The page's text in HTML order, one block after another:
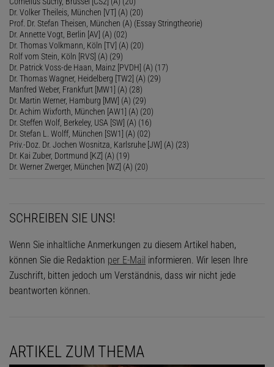
Dr. Volker Theileis, München [VT] (A) (20)
Prof. Dr. Stefan Theisen, München (A) (Essay Stringtheorie)
Dr. Annette Vogt, Berlin [AV] (A) (02)
Dr. Thomas Volkmann, Köln [TV] (A) (20)
Rolf vom Stein, Köln [RVS] (A) (29)
Dr. Patrick Voss-de Haan, Mainz [PVDH] (A) (17)
Dr. Thomas Wagner, Heidelberg [TW2] (A) (29)
Manfred Weber, Frankfurt [MW1] (A) (28)
Dr. Martin Werner, Hamburg [MW] (A) (29)
Dr. Achim Wixforth, München [AW1] (A) (20)
Dr. Steffen Wolf, Berkeley, USA [SW] (A) (16)
Dr. Stefan L. Wolff, München [SW1] (A) (02)
Priv.-Doz. Dr. Jochen Wosnitza, Karlsruhe [JW] (A) (23)
Dr. Kai Zuber, Dortmund [KZ] (A) (19)
Dr. Werner Zwerger, München [WZ] (A) (20)
SCHREIBEN SIE UNS!
Wenn Sie inhaltliche Anmerkungen zu diesem Artikel haben,
können Sie die Redaktion per E-Mail informieren. Wir lesen Ihre
Zuschrift, bitten jedoch um Verständnis, dass wir nicht jede
beantworten können.
ARTIKEL ZUM THEMA